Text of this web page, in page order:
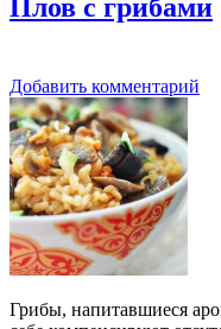
Плов с грибами
Добавить комментарий
Грибы, напитавшиеся